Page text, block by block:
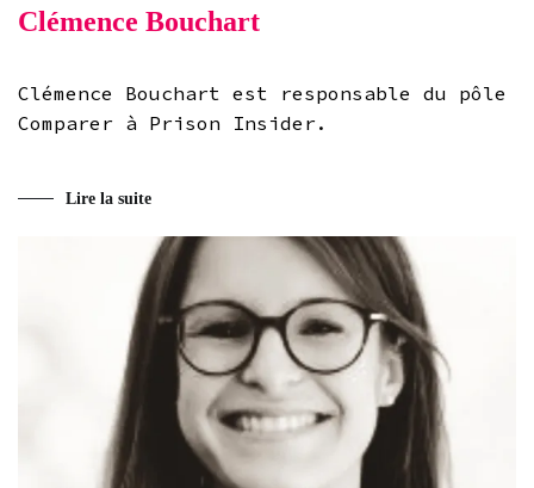
Clémence Bouchart
Clémence Bouchart est responsable du pôle
Comparer à Prison Insider.
Lire la suite